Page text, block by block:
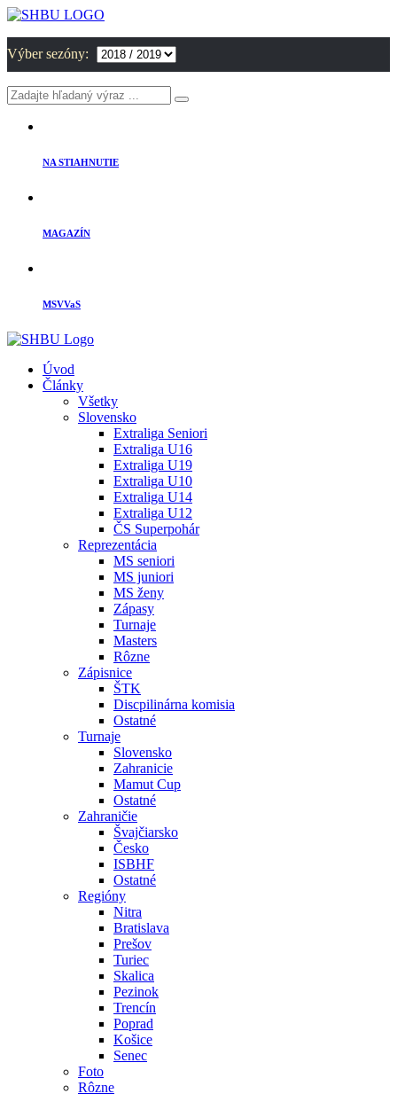
Výber sezóny:
NA STIAHNUTIE
MAGAZÍN
MSVVaS
Úvod
Články
Všetky
Slovensko
Extraliga Seniori
Extraliga U16
Extraliga U19
Extraliga U10
Extraliga U14
Extraliga U12
ČS Superpohár
Reprezentácia
MS seniori
MS juniori
MS ženy
Zápasy
Turnaje
Masters
Rôzne
Zápisnice
ŠTK
Discpilinárna komisia
Ostatné
Turnaje
Slovensko
Zahranicie
Mamut Cup
Ostatné
Zahraničie
Švajčiarsko
Česko
ISBHF
Ostatné
Regióny
Nitra
Bratislava
Prešov
Turiec
Skalica
Pezinok
Trencín
Poprad
Košice
Senec
Foto
Rôzne